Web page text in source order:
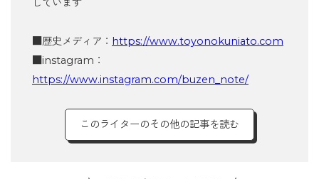
しています
■歴史メディア： https://www.toyonokuniato.com
■instagram：
https://www.instagram.com/buzen_note/
このライターのその他の記事を読む